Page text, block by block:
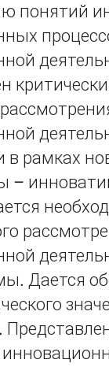
понятий
в рамках
–
Дается